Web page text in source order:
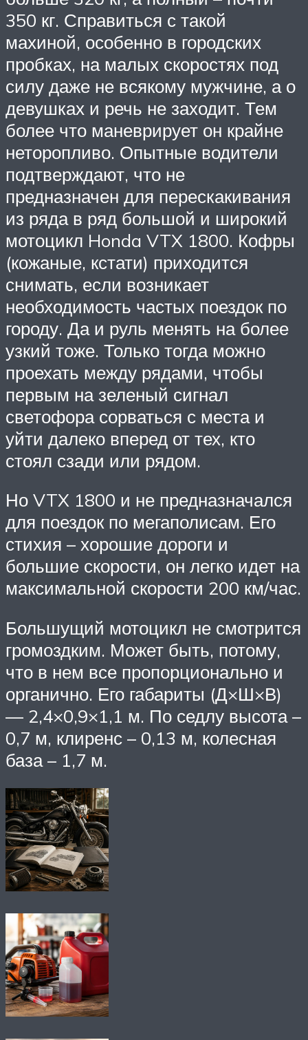
350 кг. Справиться с такой
махиной, особенно в городских
пробках, на малых скоростях под
силу даже не всякому мужчине, а о
девушках и речь не заходит. Тем
более что маневрирует он крайне
неторопливо. Опытные водители
подтверждают, что не
предназначен для перескакивания
из ряда в ряд большой и широкий
мотоцикл Honda VTX 1800. Кофры
(кожаные, кстати) приходится
снимать, если возникает
необходимость частых поездок по
городу. Да и руль менять на более
узкий тоже. Только тогда можно
проехать между рядами, чтобы
первым на зеленый сигнал
светофора сорваться с места и
уйти далеко вперед от тех, кто
стоял сзади или рядом.
Но VTX 1800 и не предназначался
для поездок по мегаполисам. Его
стихия – хорошие дороги и
большие скорости, он легко идет на
максимальной скорости 200 км/час.
Большущий мотоцикл не смотрится
громоздким. Может быть, потому,
что в нем все пропорционально и
органично. Его габариты (Д×Ш×В)
— 2,4×0,9×1,1 м. По седлу высота –
0,7 м, клиренс – 0,13 м, колесная
база – 1,7 м.